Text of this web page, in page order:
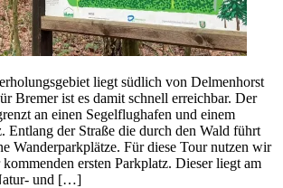
liegt südlich von Delmenhorst
Bremer ist es damit schnell erreichbar. Der
an einen Segelflughafen und einem
Entlang der Straße die durch den Wald führt
Wanderparkplätze. Für diese Tour nutzen wir
ersten Parkplatz. Dieser liegt am
und […]